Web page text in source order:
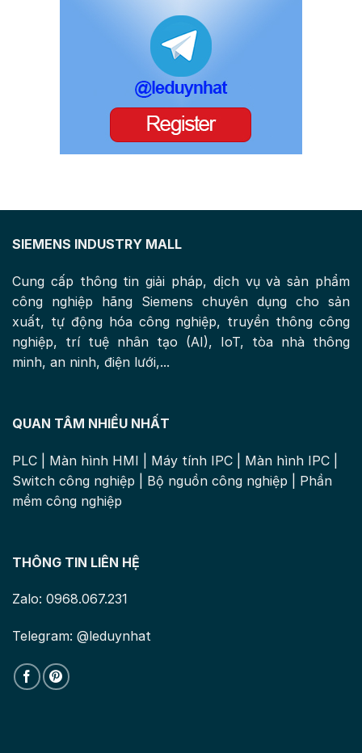
SIEMENS INDUSTRY MALL
Cung cấp thông tin giải pháp, dịch vụ và sản phẩm
công nghiệp hãng Siemens chuyên dụng cho sản
xuất, tự động hóa công nghiệp, truyền thông công
nghiệp, trí tuệ nhân tạo (AI), IoT, tòa nhà thông
minh, an ninh, điện lưới,...
QUAN TÂM NHIỀU NHẤT
PLC Màn hình HMI Máy tính IPC Màn hình IPC
Switch công nghiệp
Bộ nguồn công nghiệp
Phần
mềm công nghiệp
THÔNG TIN LIÊN HỆ
Zalo: 0968.067.231
Telegram: @leduynhat